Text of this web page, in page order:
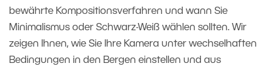
bewährte Kompositionsverfahren und wann Sie
Minimalismus oder Schwarz-Weiß wählen sollten. Wir
zeigen Ihnen, wie Sie Ihre Kamera unter wechselhaften
Bedingungen in den Bergen einstellen und aus